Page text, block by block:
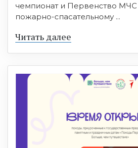
чемпионат и Первенство МЧС
пожарно-спасательному ...
Читать далее